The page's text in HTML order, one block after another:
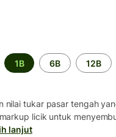
1B 6B 12B
nilai tukar pasar tengah
licik untuk
lanjut